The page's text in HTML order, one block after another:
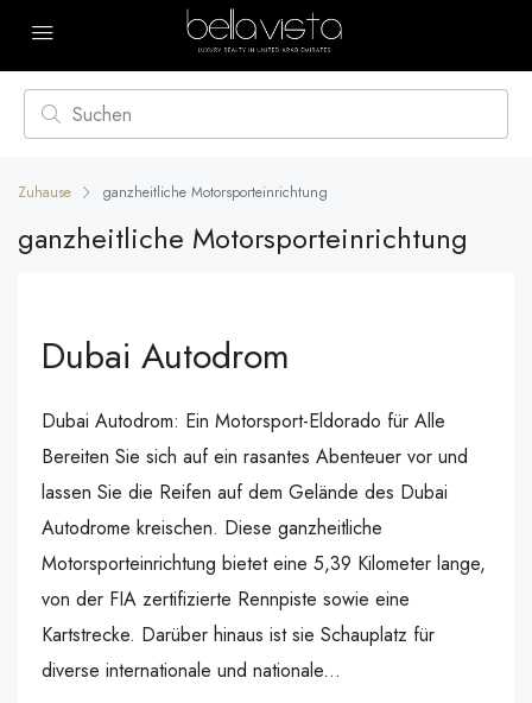
Zuhause ganzheitliche Motorsporteinrichtung
ganzheitliche Motorsporteinrichtung
Dubai Autodrom
Dubai Autodrom: Ein Motorsport-Eldorado für Alle
Bereiten Sie sich auf ein rasantes Abenteuer vor und
lassen Sie die Reifen auf dem Gelände des Dubai
Autodrome kreischen. Diese ganzheitliche
Motorsporteinrichtung bietet eine 5,39 Kilometer lange,
von der FIA zertifizierte Rennpiste sowie eine
Kartstrecke. Darüber hinaus ist sie Schauplatz für
diverse internationale und nationale...